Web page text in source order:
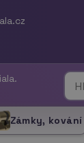
Zámky, kování